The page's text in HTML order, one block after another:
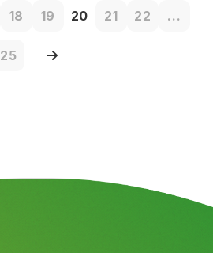
18 19 20 21 22 ...
25